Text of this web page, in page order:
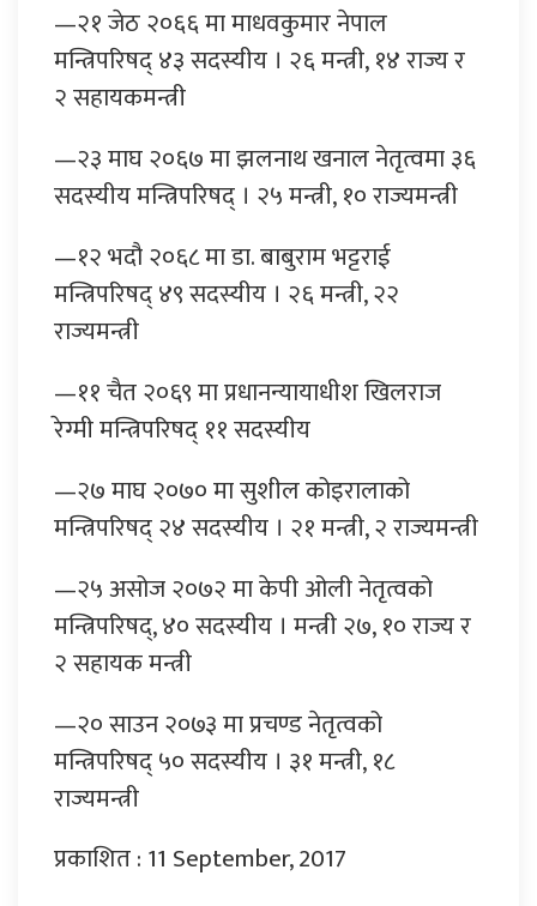
—२१ जेठ २०६६ मा माधवकुमार नेपाल
मन्त्रिपरिषद् ४३ सदस्यीय । २६ मन्त्री, १४ राज्य र
२ सहायकमन्त्री
—२३ माघ २०६७ मा झलनाथ खनाल नेतृत्वमा ३६
सदस्यीय मन्त्रिपरिषद् । २५ मन्त्री, १० राज्यमन्त्री
—१२ भदौ २०६८ मा डा. बाबुराम भट्टराई
मन्त्रिपरिषद् ४९ सदस्यीय । २६ मन्त्री, २२
राज्यमन्त्री
—११ चैत २०६९ मा प्रधानन्यायाधीश खिलराज
रेग्मी मन्त्रिपरिषद् ११ सदस्यीय
—२७ माघ २०७० मा सुशील कोइरालाको
मन्त्रिपरिषद् २४ सदस्यीय । २१ मन्त्री, २ राज्यमन्त्री
—२५ असोज २०७२ मा केपी ओली नेतृत्वको
मन्त्रिपरिषद्, ४० सदस्यीय । मन्त्री २७, १० राज्य र
२ सहायक मन्त्री
—२० साउन २०७३ मा प्रचण्ड नेतृत्वको
मन्त्रिपरिषद् ५० सदस्यीय । ३१ मन्त्री, १८
राज्यमन्त्री
प्रकाशित : 11 September, 2017